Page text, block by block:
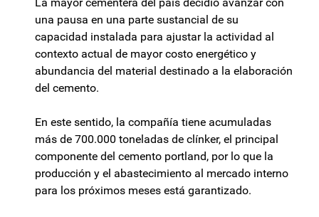
una pausa en una parte sustancial de su
capacidad instalada para ajustar la actividad al
contexto actual de mayor costo energético y
abundancia del material destinado a la elaboración
del cemento.
En este sentido, la compañía tiene acumuladas
más de 700.000 toneladas de clínker, el principal
componente del cemento portland, por lo que la
producción y el abastecimiento al mercado interno
para los próximos meses está garantizado.